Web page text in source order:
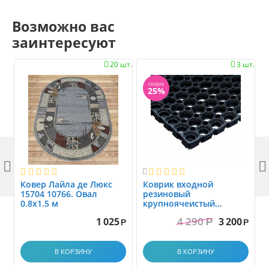
Возможно вас
заинтересуют
20 шт.

Ковер Лайла де Люкс
15704 10766. Овал
0.8x1.5 м
1 025 Р
В КОРЗИНУ
3 шт.

СКИДКА
25%

Коврик вxодной
резиновый
крупноячеистый
1.0x1.5 м4 290 Р 3 200 Р
В КОРЗИНУ
 